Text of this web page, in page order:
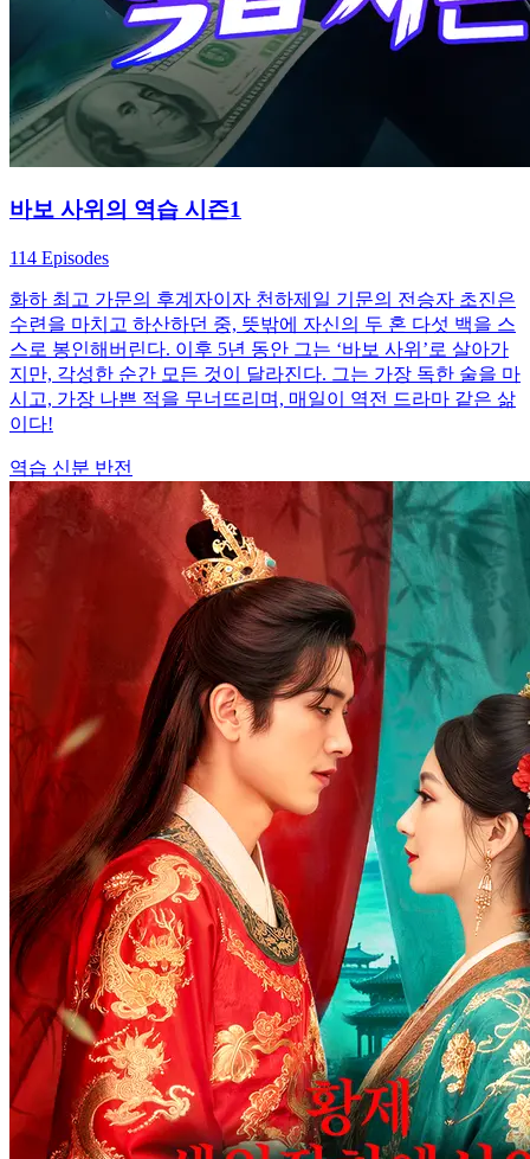
바보 사위의 역습 시즌1
114 Episodes
화하 최고 가문의 후계자이자 천하제일 기문의 전승자 초진은
수련을 마치고 하산하던 중, 뜻밖에 자신의 두 혼 다섯 백을 스
스로 봉인해버린다. 이후 5년 동안 그는 ‘바보 사위’로 살아가
지만, 각성한 순간 모든 것이 달라진다. 그는 가장 독한 술을 마
시고, 가장 나쁜 적을 무너뜨리며, 매일이 역전 드라마 같은 삶
이다!
역습 신분 반전